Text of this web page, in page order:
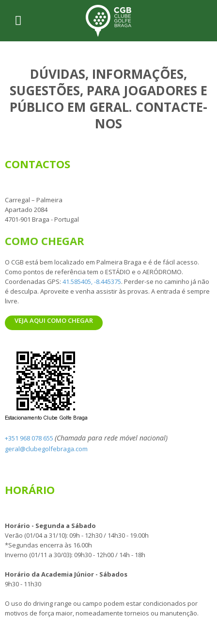
DÚVIDAS, INFORMAÇÕES,
SUGESTÕES, PARA JOGADORES E
PÚBLICO EM GERAL. CONTACTE-
NOS
CONTACTOS
Carregal – Palmeira
Apartado 2084
4701-901 Braga - Portugal
COMO CHEGAR
O CGB está bem localizado em Palmeira Braga e é de fácil acesso.
Como pontos de referência tem o ESTÁDIO e o AERÓDROMO.
Coordenadas GPS: 41.585405, -8.445375. Perder-se no caminho já não
é desculpa. Aproveite e venha assistir às provas. A entrada é sempre
livre.
VEJA AQUI COMO CHEGAR
+351 968 078 655 (Chamada para rede móvel nacional)
geral@clubegolfebraga.com
HORÁRIO
Horário - Segunda a Sábado
Verão (01/04 a 31/10): 09h - 12h30 / 14h30 - 19.00h
*Segundas encerra às 16.00h
Inverno (01/11 a 30/03): 09h30 - 12h00 / 14h - 18h
Horário da Academia Júnior - Sábados
9h30 - 11h30
O uso do driving range ou campo podem estar condicionados por
motivos de força maior, nomeadamente torneios ou manutenção.